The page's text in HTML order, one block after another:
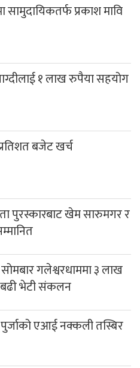
सामुदायिकतर्फ प्रकाश मावि
१ लाख रुपैया सहयोग
बजेट खर्च
पुरस्कारबाट खेम सारुमगर र
गलेश्वरधाममा ३ लाख
बढी भेटी संकलन
एआई नक्कली तस्बिर